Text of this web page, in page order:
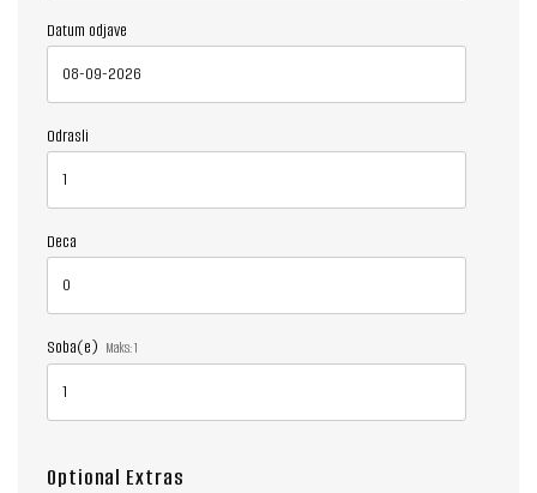
Datum odjave
Odrasli
Deca
Soba(e) Maks:1
Optional Extras